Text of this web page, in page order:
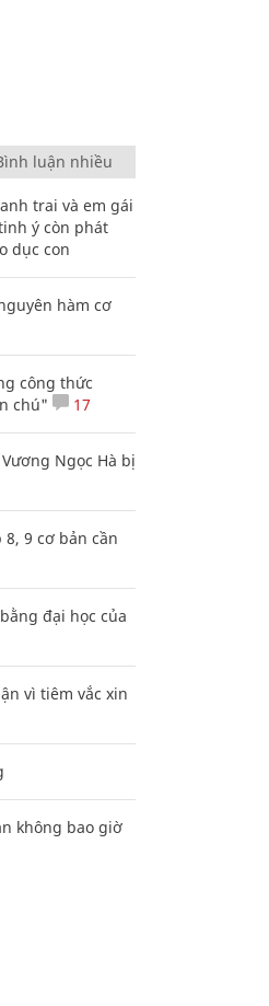
luận nhiều
trai và em gái
ý còn phát
dục con
hàm cơ
công thức
chú"
17
Ngọc Hà bị
9 cơ bản cần
đại học của
vì tiêm vắc xin
không bao giờ